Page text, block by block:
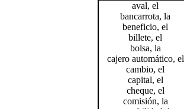
aval, el
bancarrota, la
beneficio, el
billete, el
bolsa, la
cajero automático, el
cambio, el
capital, el
cheque, el
comisión, la